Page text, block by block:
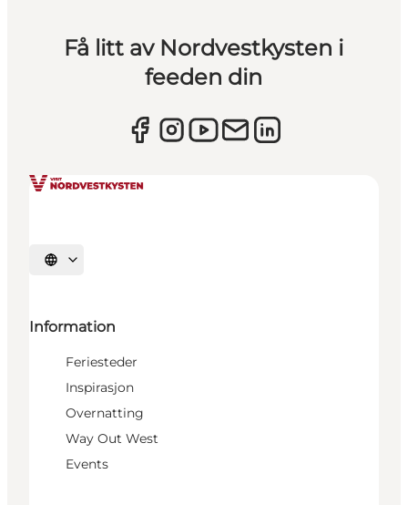
Få litt av Nordvestkysten i
feeden din
Velg språk
Information
Feriesteder
Inspirasjon
Overnatting
Way Out West
Events